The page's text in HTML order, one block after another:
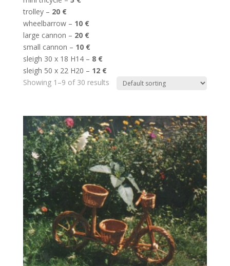
trolley – 20 €
wheelbarrow – 10 €
large cannon – 20 €
small cannon – 10 €
sleigh 30 x 18 H14 – 8 €
sleigh 50 x 22 H20 – 12 €
Showing 1–9 of 30 results